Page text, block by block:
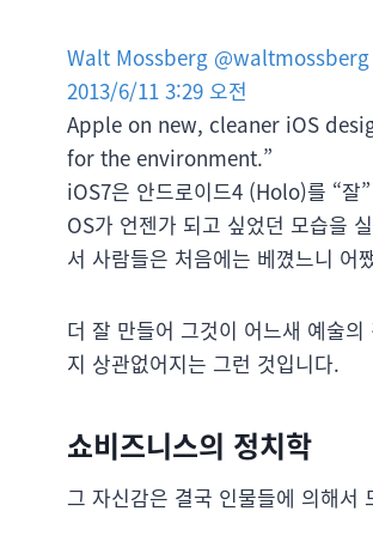
Walt Mossberg @waltmossberg
2013/6/11 3:29 오전
Apple on new, cleaner iOS
for the environment.”
iOS7은 안드로이드4 (Holo)를 “잘
OS가 언젠가 되고 싶었던 모습을
서 사람들은 처음에는 베꼈느니 어
더 잘 만들어 그것이 어느새 예술
지 상관없어지는 그런 것입니다.
쇼비즈니스의 정치학
그 자신감은 결국 인물들에 의해서